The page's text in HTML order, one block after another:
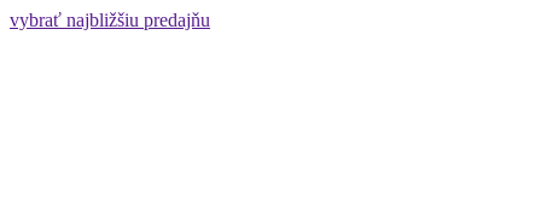
vybrať najbližšiu predajňu